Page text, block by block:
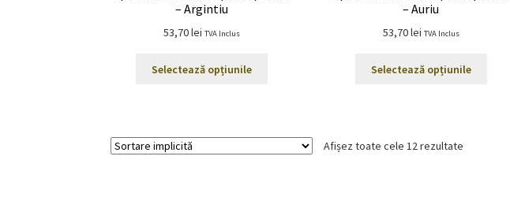
– Argintiu
53,70lei TVA Inclus
Selectează opțiunile
– Auriu
53,70lei TVA Inclus
Selectează opțiunile
Afișez toate cele 12 rezultate